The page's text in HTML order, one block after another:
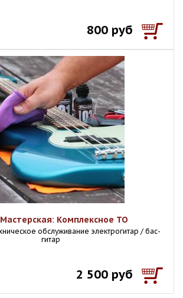
800 руб
Комплексное ТО
обслуживание электрогитар / бас-
гитар
2 500 руб